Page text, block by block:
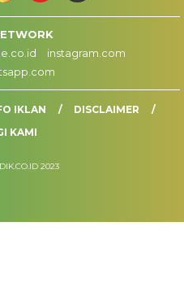
instagram.com
IKLAN
DISCLAIMER
KAMI
2023